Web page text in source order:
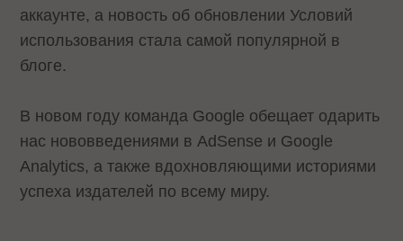
аккаунте, а новость об обновлении Условий
использования стала самой популярной в
блоге.
В новом году команда Google обещает одарить
нас нововведениями в AdSense и Google
Analytics, а также вдохновляющими историями
успеха издателей по всему миру.